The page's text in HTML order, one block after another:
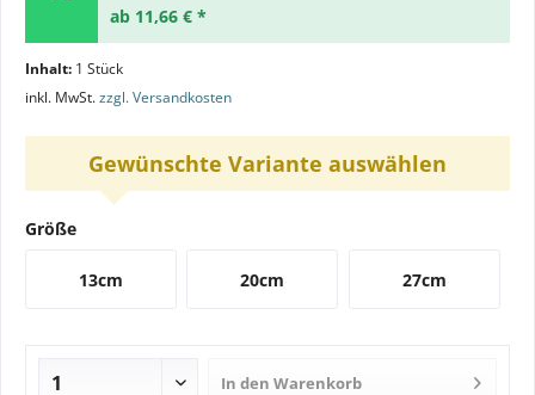
ab 11,66 € *
Inhalt: 1 Stück
inkl. MwSt.zzgl. Versandkosten
Gewünschte Variante auswählen
Größe
13cm 20cm 27cm
In den Warenkorb